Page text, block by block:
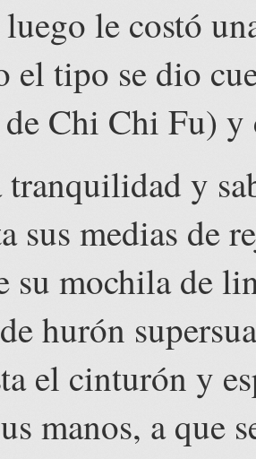
le costó
el tipo se dio
Chi Chi Fu) y
y
sus medias de
su mochila de
hurón
el cinturón y
manos, a que